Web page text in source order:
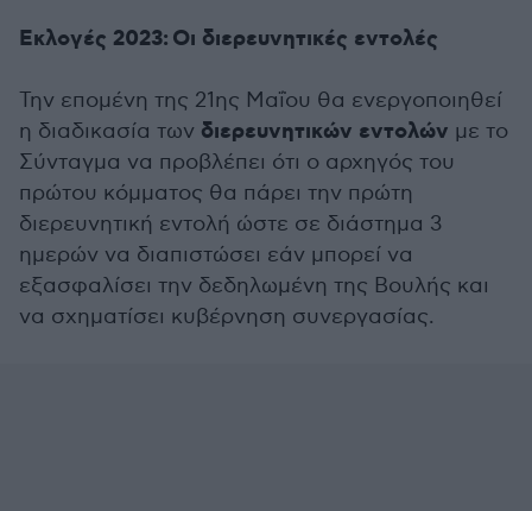
Εκλογές 2023: Οι διερευνητικές εντολές
Την επομένη της 21ης Μαΐου θα ενεργοποιηθεί
η διαδικασία των διερευνητικών εντολών με το
Σύνταγμα να προβλέπει ότι ο αρχηγός του
πρώτου κόμματος θα πάρει την πρώτη
διερευνητική εντολή ώστε σε διάστημα 3
ημερών να διαπιστώσει εάν μπορεί να
εξασφαλίσει την δεδηλωμένη της Βουλής και
να σχηματίσει κυβέρνηση συνεργασίας.